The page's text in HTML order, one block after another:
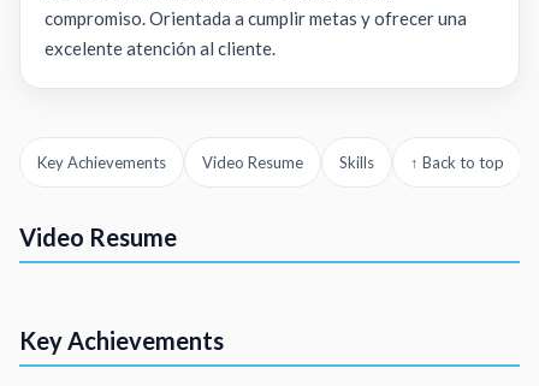
compromiso. Orientada a cumplir metas y ofrecer una
excelente atención al cliente.
Key Achievements Video Resume Skills ↑ Back to top
Video Resume
Servicio al cliente
Servicio al cliente Asesor al
Key Achievements